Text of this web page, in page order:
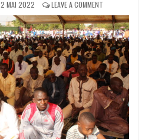
PUBLISHED
DATE:
2 MAI 2022 LEAVE A COMMENTON
RAMADAN
2022
AU
BURKINA
:
LA
GRANDE
PRIÈRE
SOUS
LE
SIGNE
DE
LA